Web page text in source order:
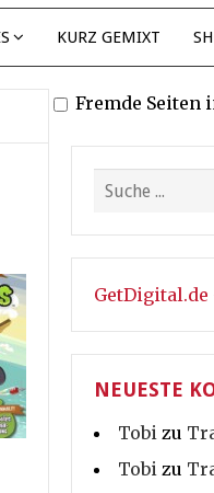
KURZ GEMIXT
Fremde Seiten
GetDigital.de
NEUESTE
Tobi zu
Tobi zu